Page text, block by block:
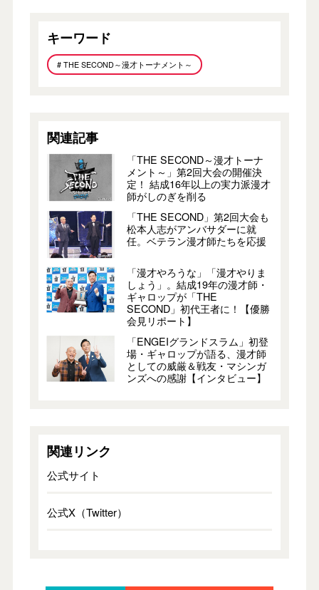
キーワード
# THE SECOND～漫才トーナメント～
関連記事
「THE SECOND～漫才トーナ
メント～」第2回大会の開催決
定！ 結成16年以上の実力派漫才
師がしのぎを削る
「THE SECOND」第2回大会も
松本人志がアンバサダーに就
任。ベテラン漫才師たちを応援
「漫才やろうな」「漫才やりま
しょう」。結成19年の漫才師・
ギャロップが「THE
SECOND」初代王者に！【優勝
会見リポート】
「ENGEIグランドスラム」初登
場・ギャロップが語る、漫才師
としての威厳＆戦友・マシンガ
ンズへの感謝【インタビュー】
関連リンク
公式サイト
公式X（Twitter）